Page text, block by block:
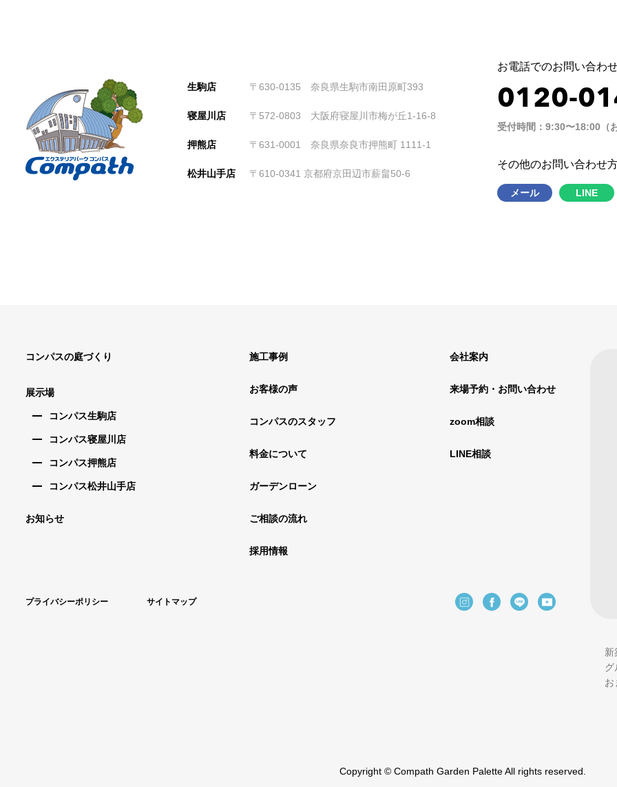
生駒店 〒630-0135 奈良県生駒市南田原町393
寝屋川店 〒572-0803 大阪府寝屋川市梅が丘1-16-8
押熊店 〒631-0001 奈良県奈良市押熊町 1111-1
松井山手店 〒610-0341 京都府京田辺市薪畠50-6
お電話でのお問い合わ
0120-
受付時間：9:30〜18:00（
その他のお問い合わせ
メール LINE
新
グ
お
コンパスの庭づくり
展示場
コンパス生駒店
コンパス寝屋川店
コンパス押熊店
コンパス松井山手店
お知らせ
施工事例
お客様の声
コンパスのスタッフ
料金について
ガーデンローン
ご相談の流れ
採用情報
会社案内
来場予約・お問い合わせ
zoom相談
LINE相談
プライバシーポリシー サイトマップ
Copyright © Compath Garden Palette All rights reserved.